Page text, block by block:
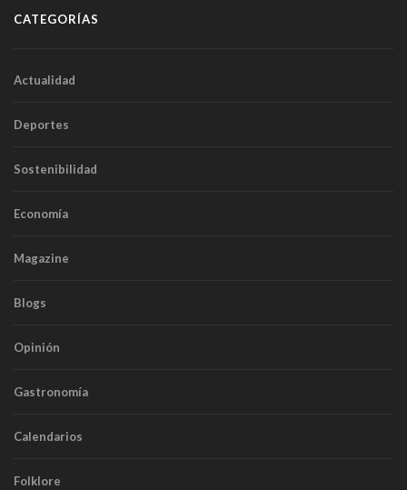
CATEGORÍAS
Actualidad
Deportes
Sostenibilidad
Economía
Magazine
Blogs
Opinión
Gastronomía
Calendarios
Folklore